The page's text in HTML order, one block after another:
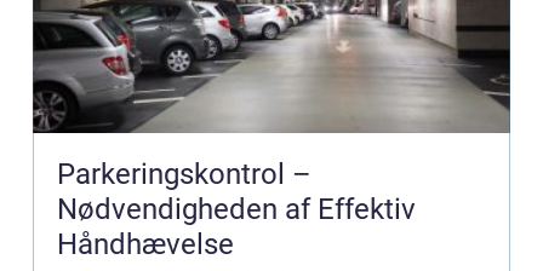
Parkeringskontrol –
Nødvendigheden af Effektiv
Håndhævelse